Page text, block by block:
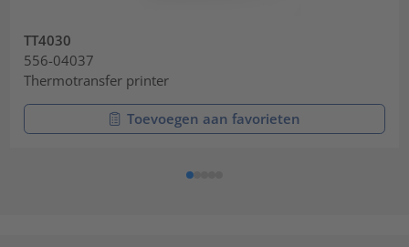
TT4030
556-04037
Thermotransfer printer
Toevoegen aan favorieten